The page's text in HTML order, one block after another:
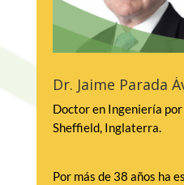
Dr. Jaime Parada
Doctor en Ingeniería
Sheffield, Inglaterra.
Por más de 38 años ha